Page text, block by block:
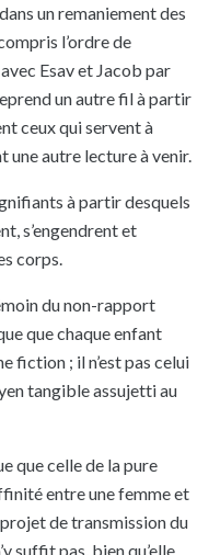
un remaniement des
l’ordre de
Esav et Jacob par
un autre fil à partir
ceux qui servent à
une autre lecture à venir.
à partir desquels
s’engendrent et
corps.
du non-rapport
que chaque enfant
fiction ; il n’est pas celui
tangible assujetti au
que celle de la pure
entre une femme et
de transmission du
suffit pas, bien qu’elle